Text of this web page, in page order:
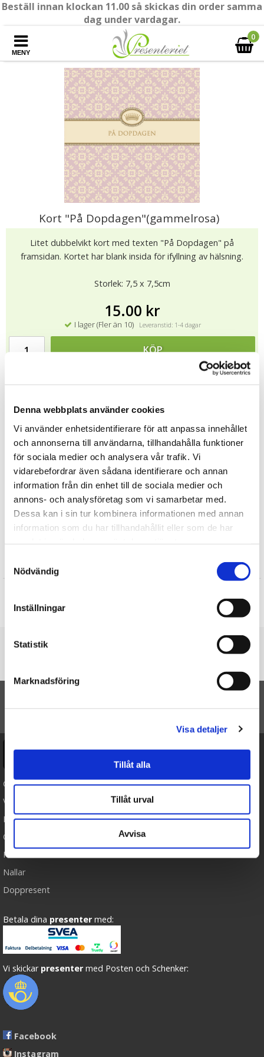
Denna webbplats använder cookies
Vi använder enhetsidentifierare för att anpassa innehållet
och annonserna till användarna, tillhandahålla funktioner
för sociala medier och analysera vår trafik. Vi
vidarebefordrar även sådana identifierare och annan
information från din enhet till de sociala medier och
annons- och analysföretag som vi samarbetar med.
Dessa kan i sin tur kombinera informationen med annan
information som du har tillhandahållit eller som de har
Nödvändig
Inställningar
Statistik
Marknadsföring
Visa detaljer
Tillåt alla
Tillåt urval
Avvisa
Beställ innan klockan 11.00 så skickas din order samma
dag under vardagar.
MENY
0
Kort "På Dopdagen"(gammelrosa)
Litet dubbelvikt kort med texten "På Dopdagen" på
framsidan. Kortet har blank insida för ifyllning av hälsning.
Storlek: 7,5 x 7,5cm
15.00 kr
I lager (Fler än 10) Leveranstid: 1-4 dagar
KÖP
7006
Tipsa
Upptäck mer
Gratulationskort
Doppresenter
Sköna Ting
TILL TOPPEN
Cookies
Varumärken
Köpvillkor
Om oss
Presenteriet Rabattkod
Nallar
Doppresent
Betala dina presenter med:
Vi skickar presenter med Posten och Schenker:
Facebook
Instagram